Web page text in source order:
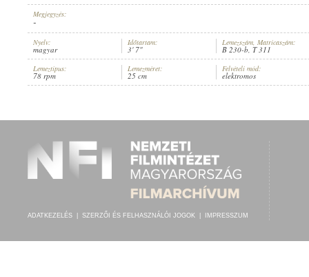
ELŐADÓ: ZSOLNAI HÉDI,TONALIT MŰVÉSZZENEKAR
Megjegyzés:
-
Nyelv:
magyar
Időtartam:
3' 7"
Lemezszám, Matricaszám:
B 230-b, T 311
Lemeztípus:
78 rpm
Lemezméret:
25 cm
Felvételi mód:
elektromos
ADATKEZELÉS SZERZŐI ÉS FELHASZNÁLÓI JOGOK IMPRESSZUM